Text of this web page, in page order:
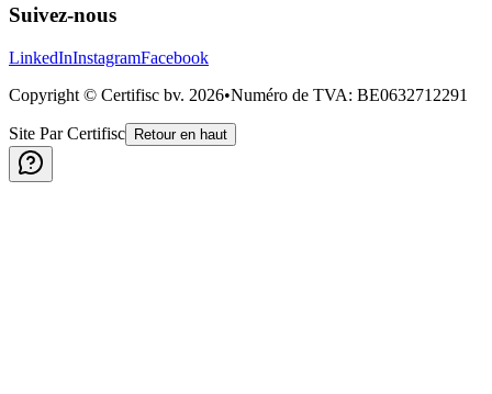
Suivez-nous
LinkedInInstagramFacebook
Copyright © Certifisc bv. 2026•Numéro de TVA: BE0632712291
Site Par Certifisc Retour en haut